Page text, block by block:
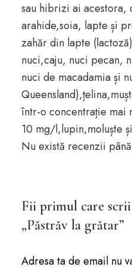
sau hibrizi ai acestora,
arahide,soia, lapte și
zahăr din lapte
nuci,caju, nuci pecan,
nuci de macadamia și
într-o concentrație mai
10 mg/l,lupin,moluște
Nu există recenzii
Fii primul care
„Păstrăv la grătar”
Adresa ta de email nu